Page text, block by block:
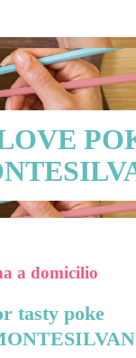
a domicilio
tasty poke